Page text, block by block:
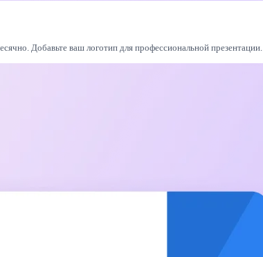
Добавьте ваш логотип для профессиональной презентации.